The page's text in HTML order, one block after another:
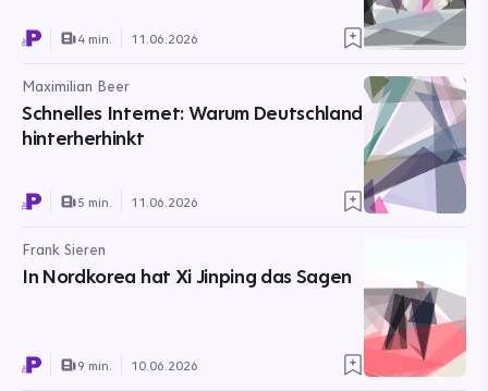
4 min. 11.06.2026
Maximilian Beer
Schnelles Internet: Warum Deutschland
hinterherhinkt
5 min. 11.06.2026
Frank Sieren
In Nordkorea hat Xi Jinping das Sagen
9 min. 10.06.2026